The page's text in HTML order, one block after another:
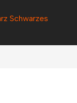
Schwarzes